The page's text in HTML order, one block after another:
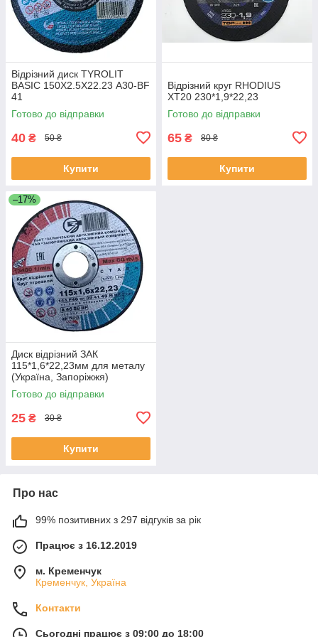
Відрізний диск TYROLIT
BASIC 150Х2.5Х22.23 A30-BF
41
Готово до відправки
40 ₴ 50 ₴
Купити
Відрізний круг RHODIUS
ХТ20 230*1,9*22,23
Готово до відправки
65 ₴ 80 ₴
Купити
–17%
Диск відрізний ЗАК
115*1,6*22,23мм для металу
(Україна, Запоріжжя)
Готово до відправки
25 ₴ 30 ₴
Купити
Про нас
99% позитивних з 297 відгуків за рік
Працює з 16.12.2019
м. Кременчук
Кременчук, Україна
Контакти
Сьогодні працює з 09:00 до 18:00